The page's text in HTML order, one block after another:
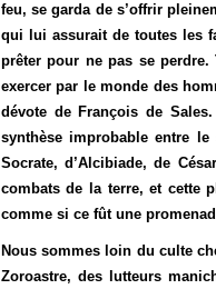
feu, se garda de s’offrir
qui lui assurait de toutes les
prêter pour ne pas se
exercer par le monde des
dévote de François de
synthèse improbable entre
Socrate, d’Alcibiade, de
combats de la terre, et cette
comme si ce fût une
Nous sommes loin du culte
Zoroastre, des lutteurs